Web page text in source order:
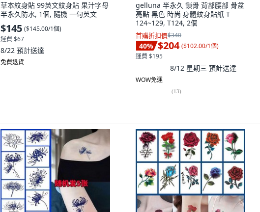
草本紋身貼 99英文紋身貼 果汁字母
半永久防水, 1個, 隨機 一句英文
$145 ($145.00/1個)
運費 $67
8/22 預計送達
免費退貨
gelluna 半永久 鎖骨 背部腰部 骨盆
亮點 黑色 時尚 身體紋身貼紙 T
124~129, T124, 2個
首購折扣價$340
40% $204 ($102.00/1個)
運費 $195
8/12 星期三 預計送達
WOW免運
(13)